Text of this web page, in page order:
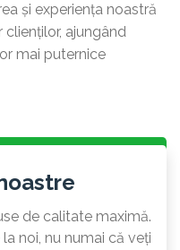
și experiența noastră
ajungând
mai puternice
de calitate maximă.
noi, nu numai că veți